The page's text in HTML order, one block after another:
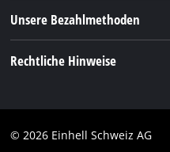
Unsere Bezahlmethoden
Rechtliche Hinweise
Impressum
© 2026 Einhell Schweiz AG